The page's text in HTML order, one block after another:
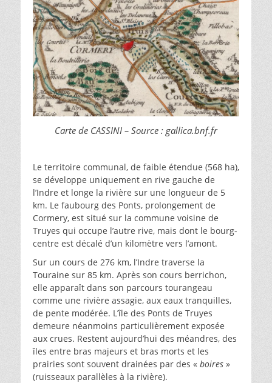
Carte de CASSINI – Source : gallica.bnf.fr
Le territoire communal, de faible étendue (568 ha),
se développe uniquement en rive gauche de
l’Indre et longe la rivière sur une longueur de 5
km. Le faubourg des Ponts, prolongement de
Cormery, est situé sur la commune voisine de
Truyes qui occupe l’autre rive, mais dont le bourg-
centre est décalé d’un kilomètre vers l’amont.
Sur un cours de 276 km, l’Indre traverse la
Touraine sur 85 km. Après son cours berrichon,
elle apparaît dans son parcours tourangeau
comme une rivière assagie, aux eaux tranquilles,
de pente modérée. L’île des Ponts de Truyes
demeure néanmoins particulièrement exposée
aux crues. Restent aujourd’hui des méandres, des
îles entre bras majeurs et bras morts et les
prairies sont souvent drainées par des « boires »
(ruisseaux parallèles à la rivière).